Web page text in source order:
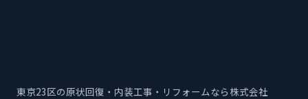
東京23区の原状回復・内装工事・リフォームなら株式会社